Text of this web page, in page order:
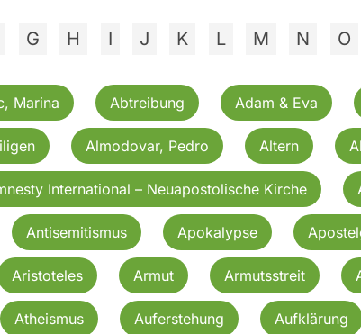
G H I J K L M N O
Marina Abtreibung Adam & Eva
Almodovar, Pedro Altern
International – Neuapostolische Kirche
Antisemitismus Apokalypse
Aristoteles Armut Armutsstreit
Atheismus Auferstehung Aufklärung